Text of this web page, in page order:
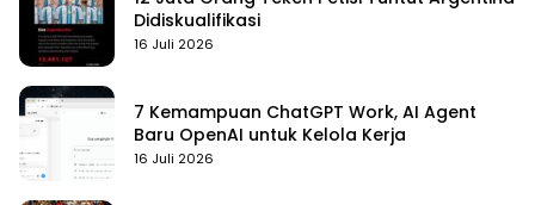
Didiskualifikasi
16 Juli 2026
7 Kemampuan ChatGPT Work, AI Agent
Baru OpenAI untuk Kelola Kerja
16 Juli 2026